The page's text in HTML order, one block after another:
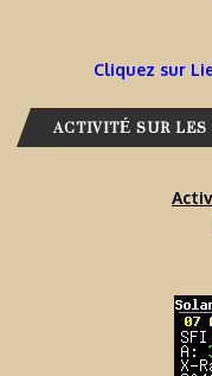
Cliquez sur
ACTIVITÉ SUR